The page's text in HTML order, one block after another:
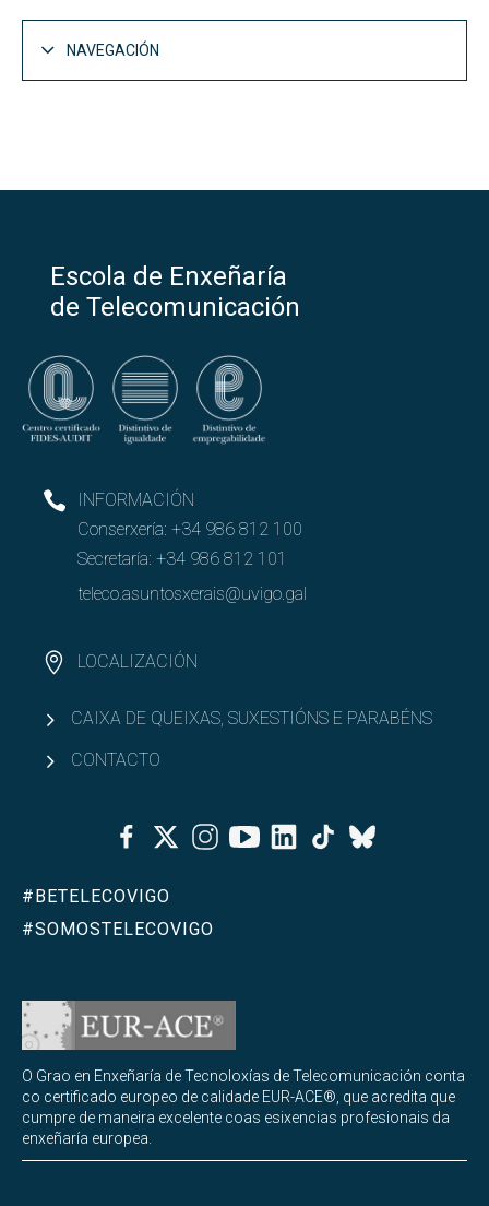
NAVEGACIÓN
Escola de Enxeñaría
de Telecomunicación
INFORMACIÓN
Conserxería: +34 986 812 100
Secretaría: +34 986 812 101
teleco.asuntosxerais@uvigo.gal
LOCALIZACIÓN
CAIXA DE QUEIXAS, SUXESTIÓNS E PARABÉNS
CONTACTO
FacebookTwitterInstagramYoutubeLinkedinTiktok
Bluesky
#BETELECOVIGO
#SOMOSTELECOVIGO
O Grao en Enxeñaría de Tecnoloxías de Telecomunicación conta
co certificado europeo de calidade EUR-ACE®, que acredita que
cumpre de maneira excelente coas esixencias profesionais da
enxeñaría europea.